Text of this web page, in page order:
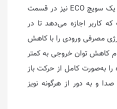
منحصر به فرد ارائه شده و یک سویچ ECO نیز در قسمت
کاربر اجازه می‌دهد تا در
مصرفی ورودی را با کاهش
کاهش توان خروجی به کمتر
را به‌صورت کامل از حرکت باز
و به دور از هرگونه نویز